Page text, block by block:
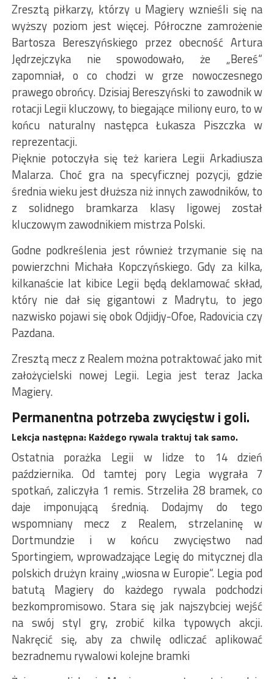
Zresztą piłkarzy, którzy u Magiery wznieśli się na
wyższy poziom jest więcej. Półroczne zamrożenie
Bartosza Bereszyńskiego przez obecność Artura
Jędrzejczyka nie spowodowało, że „Bereś“
zapomniał, o co chodzi w grze nowoczesnego
prawego obrońcy. Dzisiaj Bereszyński to zawodnik w
rotacji Legii kluczowy, to biegające miliony euro, to w
końcu naturalny następca Łukasza Piszczka w
reprezentacji.
Pięknie potoczyła się też kariera Legii Arkadiusza
Malarza. Choć gra na specyficznej pozycji, gdzie
średnia wieku jest dłuższa niż innych zawodników, to
z solidnego bramkarza klasy ligowej został
kluczowym zawodnikiem mistrza Polski.
Godne podkreślenia jest również trzymanie się na
powierzchni Michała Kopczyńskiego. Gdy za kilka,
kilkanaście lat kibice Legii będą deklamować skład,
który nie dał się gigantowi z Madrytu, to jego
nazwisko pojawi się obok Odjidjy-Ofoe, Radovicia czy
Pazdana.
Zresztą mecz z Realem można potraktować jako mit
założycielski nowej Legii. Legia jest teraz Jacka
Magiery.
Permanentna potrzeba zwycięstw i goli.
Lekcja następna: Każdego rywala traktuj tak samo.
Ostatnia porażka Legii w lidze to 14 dzień
października. Od tamtej pory Legia wygrała 7
spotkań, zaliczyła 1 remis. Strzeliła 28 bramek, co
daje imponującą średnią. Dodajmy do tego
wspomniany mecz z Realem, strzelaninę w
Dortmundzie i w końcu zwycięstwo nad
Sportingiem, wprowadzające Legię do mitycznej dla
polskich drużyn krainy „wiosna w Europie“. Legia pod
batutą Magiery do każdego rywala podchodzi
bezkompromisowo. Stara się jak najszybciej wejść
na swój styl gry, zrobić kilka typowych akcji.
Nakręcić się, aby za chwilę odliczać aplikować
bezradnemu rywalowi kolejne bramki